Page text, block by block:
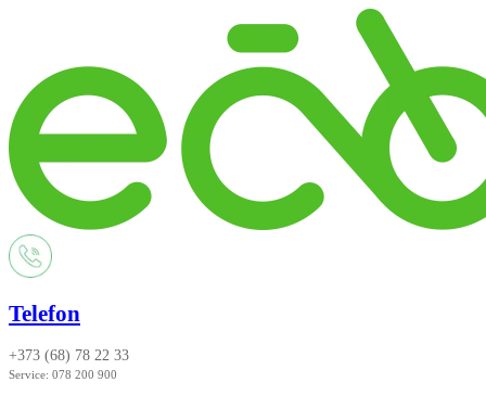
Telefon
+373 (68) 78 22 33
Service: 078 200 900